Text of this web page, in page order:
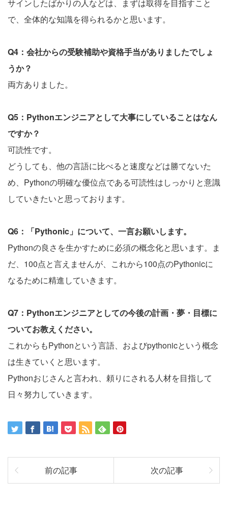
サインしたばかりの人などは、まずは取得を目指すこと
で、全体的な知識を得られるかと思います。
Q4：会社からの受験補助や資格手当がありましたでしょ
うか？
両方ありました。
Q5：Pythonエンジニアとして大事にしていることはなん
ですか？
可読性です。
どうしても、他の言語に比べると速度などは勝てないた
め、Pythonの明確な優位点である可読性はしっかりと意識
していきたいと思っております。
Q6：「Pythonic」について、一言お願いします。
Pythonの良さを生かすために必須の概念化と思います。ま
だ、100点と言えませんが、これから100点のPythonicに
なるために精進していきます。
Q7：Pythonエンジニアとしての今後の計画・夢・目標に
ついてお教えください。
これからもPythonという言語、およびpythonicという概念
は生きていくと思います。
Pythonおじさんと言われ、頼りにされる人材を目指して
日々努力していきます。
前の記事 次の記事